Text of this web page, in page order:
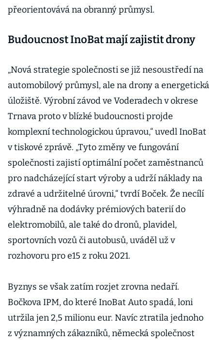
přeorientovává na obranný průmysl.
Budoucnost InoBat mají zajistit drony
„Nová strategie společnosti se již nesoustředí na
automobilový průmysl, ale na drony a energetická
úložiště. Výrobní závod ve Voderadech v okrese
Trnava proto v blízké budoucnosti projde
komplexní technologickou úpravou,“ uvedl InoBat
v tiskové zprávě. „Tyto změny ve fungování
společnosti zajistí optimální počet zaměstnanců
pro nadcházející start výroby a udrží náklady na
zdravé a udržitelné úrovni,“ tvrdí Boček. Že necílí
výhradně na dodávky prémiových baterií do
elektromobilů, ale také do dronů, plavidel,
sportovních vozů či autobusů, uváděl už v
rozhovoru pro e15 z roku 2021.
Byznys se však zatím rozjet zrovna nedaří.
Bočkova IPM, do které InoBat Auto spadá, loni
utržila jen 2,5 milionu eur. Navíc ztratila jednoho
z významných zákazníků, německá společnost